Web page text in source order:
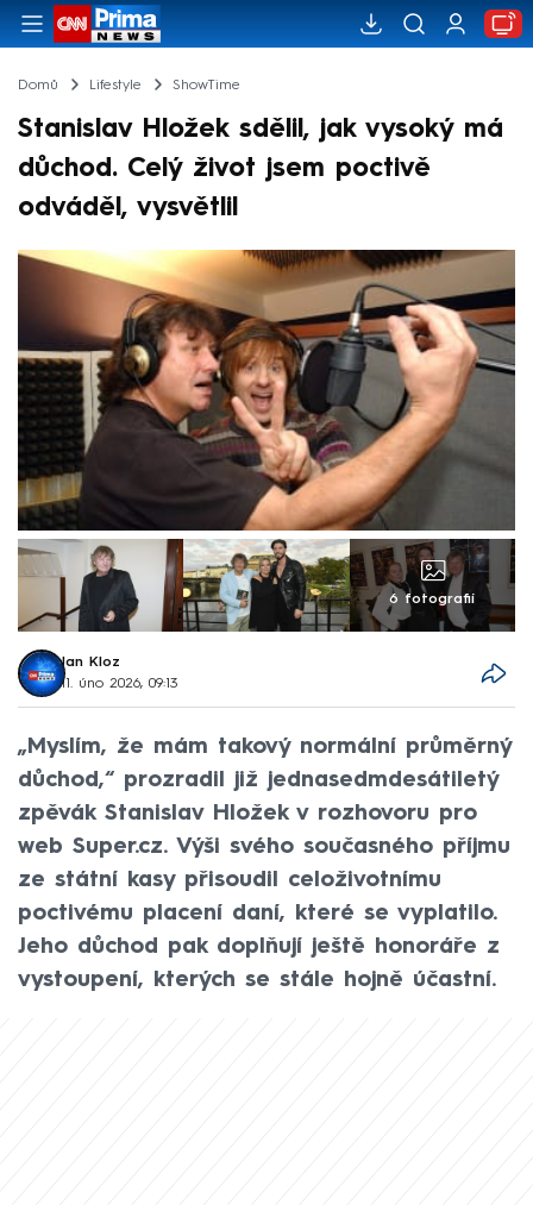
Domů Lifestyle ShowTime
Stanislav Hložek sdělil, jak vysoký má
důchod. Celý život jsem poctivě
odváděl, vysvětlil
6 fotografií
Jan Kloz
11. úno 2026, 09:13
„Myslím, že mám takový normální průměrný
důchod,“ prozradil již jednasedmdesátiletý
zpěvák Stanislav Hložek v rozhovoru pro
web Super.cz. Výši svého současného příjmu
ze státní kasy přisoudil celoživotnímu
poctivému placení daní, které se vyplatilo.
Jeho důchod pak doplňují ještě honoráře z
vystoupení, kterých se stále hojně účastní.